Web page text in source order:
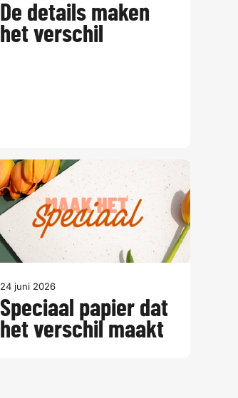
De details maken
het verschil
24 juni 2026
Speciaal papier dat
het verschil maakt